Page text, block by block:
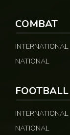
COMBAT
INTERNATIONAL
NATIONAL
FOOTBALL
INTERNATIONAL
NATIONAL